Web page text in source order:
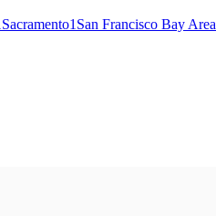
Sacramento1 San Francisco Bay Area